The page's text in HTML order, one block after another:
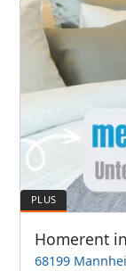
Homerent
68199